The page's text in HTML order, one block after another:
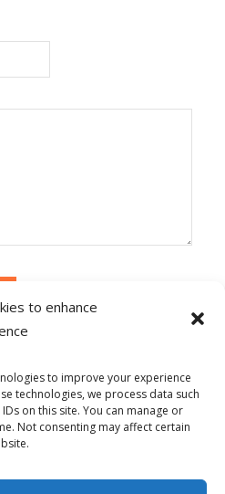
to enhance
to improve your experience
technologies, we process data such
on this site. You can manage or
Not consenting may affect certain
réduire les
sont traitées.
-powered by Enfold WordPress